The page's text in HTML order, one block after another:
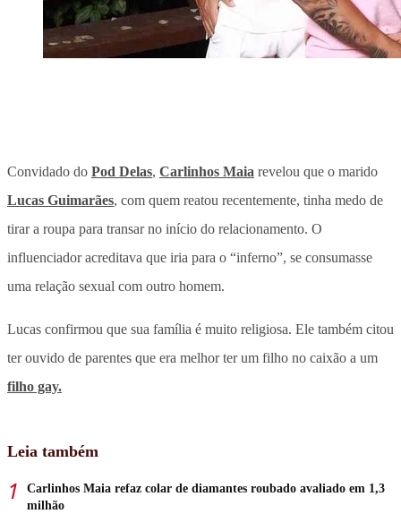
Convidado do Pod Delas, Carlinhos Maia revelou que o marido
Lucas Guimarães, com quem reatou recentemente, tinha medo de
tirar a roupa para transar no início do relacionamento. O
influenciador acreditava que iria para o “inferno”, se consumasse
uma relação sexual com outro homem.
Lucas confirmou que sua família é muito religiosa. Ele também citou
ter ouvido de parentes que era melhor ter um filho no caixão a um
filho gay.
Leia também
Carlinhos Maia refaz colar de diamantes roubado avaliado em 1,3
milhão